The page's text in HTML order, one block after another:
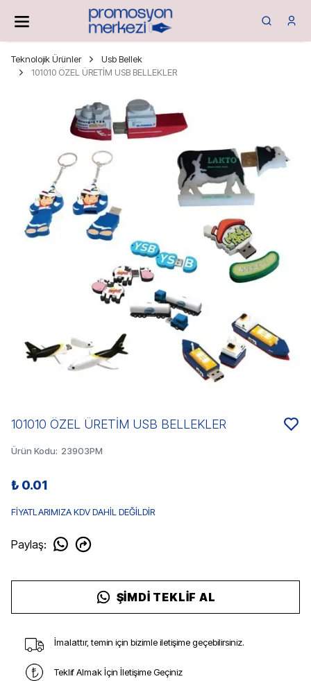
Teknolojik Ürünler
Usb Bellek
101010 ÖZEL ÜRETİM USB BELLEKLER
101010 ÖZEL ÜRETİM USB BELLEKLER
Ürün Kodu: 23903PM
₺ 0.01
FİYATLARIMIZA KDV DAHİL DEĞİLDİR
Paylaş:
ŞIMDI TEKLIF AL
İmalattır, temin için bizimle iletişime geçebilirsiniz.
Teklif Almak İçin İletişime Geçiniz